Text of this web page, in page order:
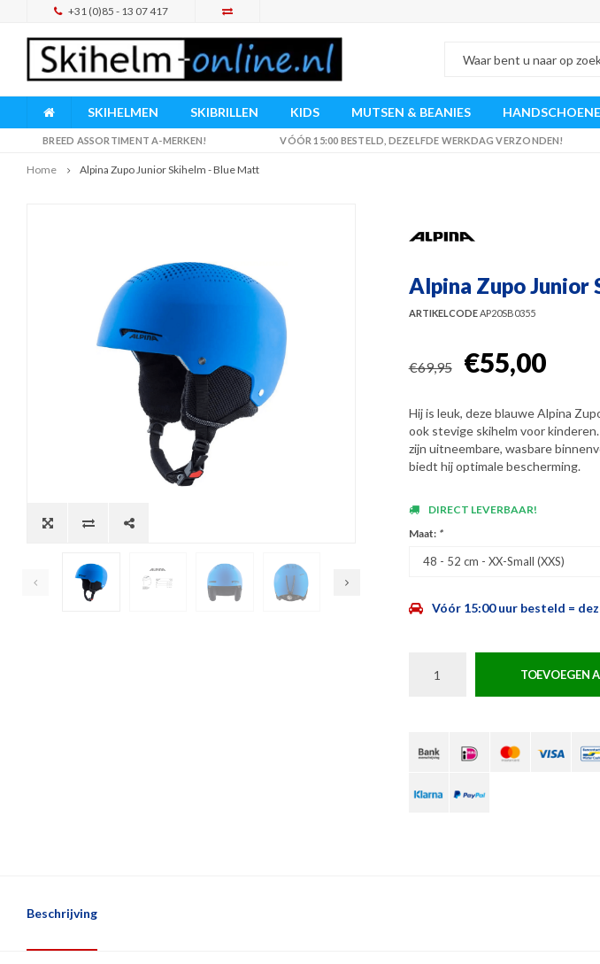
+31 (0)85 - 13 07 417
SKIHELMEN SKIBRILLEN KIDS MUTSEN & BEANIES
BREED ASSORTIMENT A-MERKEN! VÓÓR 15:00 BESTELD, DEZELFDE WERKDAG VERZONDEN!
Home Alpina Zupo Junior Skihelm - Blue Matt
Alpina Zupo Junior
ARTIKELCODEAP20SB0355
€69,95 €55,00
Hij is leuk, deze blauwe Alpina
ook stevige skihelm voor
zijn uitneembare, wasbare
biedt hij optimale bescherming.
DIRECT LEVERBAAR!
Maat: *
48 - 52 cm - XX-Small (XXS)
Vóór 15:00 uur besteld =
TOEVOEGEN
Beschrijving